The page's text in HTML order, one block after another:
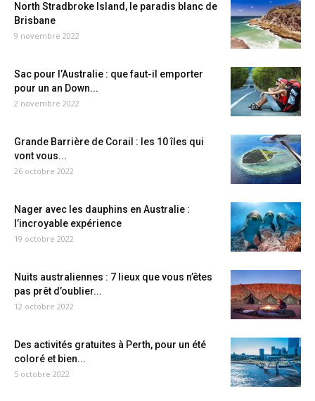
North Stradbroke Island, le paradis blanc de
Brisbane
9 novembre 2022
Sac pour l’Australie : que faut-il emporter
pour un an Down...
2 novembre 2022
Grande Barrière de Corail : les 10 îles qui
vont vous...
26 octobre 2022
Nager avec les dauphins en Australie :
l’incroyable expérience
19 octobre 2022
Nuits australiennes : 7 lieux que vous n’êtes
pas prêt d’oublier...
12 octobre 2022
Des activités gratuites à Perth, pour un été
coloré et bien...
5 octobre 2022